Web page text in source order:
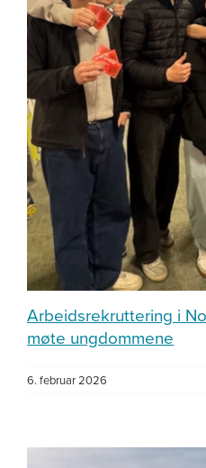
Arbeidsrekruttering i
møte ungdommene
6. februar 2026